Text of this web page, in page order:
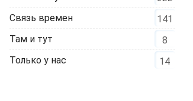
Связь времен
141
Там и тут
8
Только у нас
14